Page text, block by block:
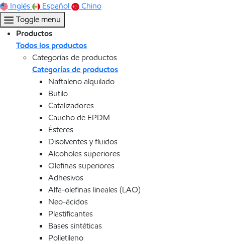
Inglés
Español
Chino
Toggle menu
Productos
Todos los productos
Categorías de productos
Categorías de productos
Naftaleno alquilado
Butilo
Catalizadores
Caucho de EPDM
Ésteres
Disolventes y fluidos
Alcoholes superiores
Olefinas superiores
Adhesivos
Alfa-olefinas lineales (LAO)
Neo-ácidos
Plastificantes
Bases sintéticas
Polietileno